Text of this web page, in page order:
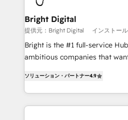
Award 🏆2022 Platform
Award 🏆2020 Elite Solutions
Integrations HubSpot Impact
Marketing Enablement
2018 Website Design HubSpot
Growth-Driven Design Agency
Sales Enablement HubSpot
Bright Digital
提供元：Bright Digital インストー
Bright is the #1 full-service
ambitious companies that
developing a new website to
digital marketing; we do it all
results)! In short, our services include: - HubSpot
ソリューション・パートナー4.9